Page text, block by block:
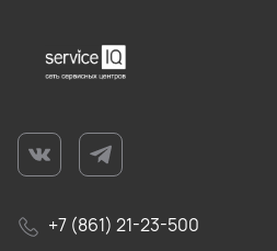
+7 (861) 21-23-500